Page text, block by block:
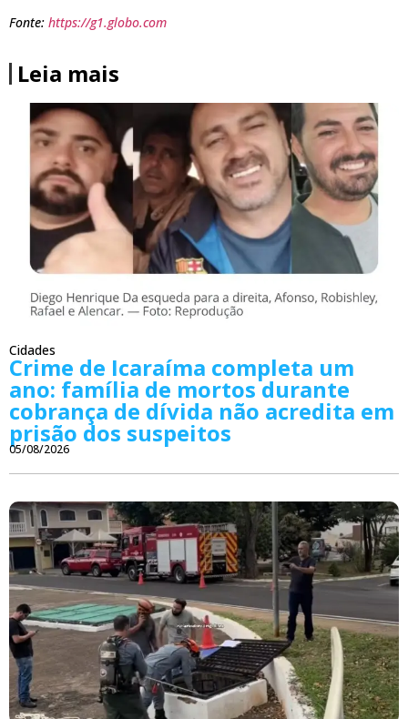
Fonte: https://g1.globo.com
Leia mais
Cidades
Crime de Icaraíma completa um
ano: família de mortos durante
cobrança de dívida não acredita em
prisão dos suspeitos
05/08/2026